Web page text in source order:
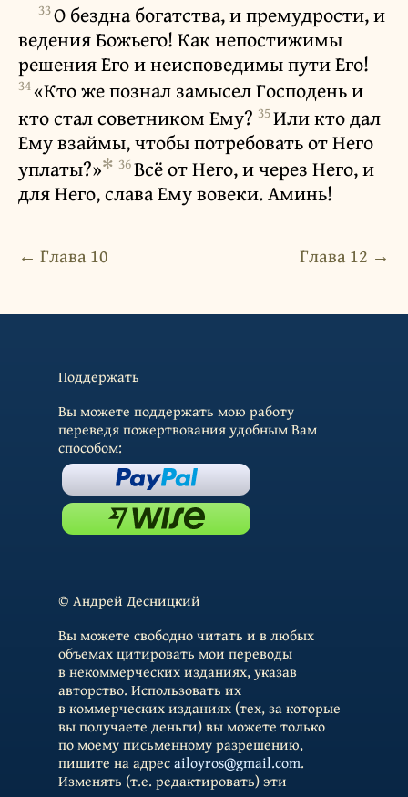
33О бездна богатства, и премудрости, и
ведения Божьего! Как непостижимы
решения Его и неисповедимы пути Его!
34«Кто же познал замысел Господень и
кто стал советником Ему? 35Или кто дал
Ему взаймы, чтобы потребовать от Него
уплаты?»✻ 36Всё от Него, и через Него, и
для Него, слава Ему вовеки. Аминь!
← Глава 10 Глава 12 →
Поддержать
Вы можете поддержать мою работу
переведя пожертвования удобным Вам
способом:
© Андрей Десницкий
Вы можете свободно читать и в любых
объемах цитировать мои переводы
в некоммерческих изданиях, указав
авторство. Использовать их
в коммерческих изданиях (тех, за которые
вы получаете деньги) вы можете только
по моему письменному разрешению,
пишите на адресailoyros@gmail.com.
Изменять (т.е. редактировать) эти